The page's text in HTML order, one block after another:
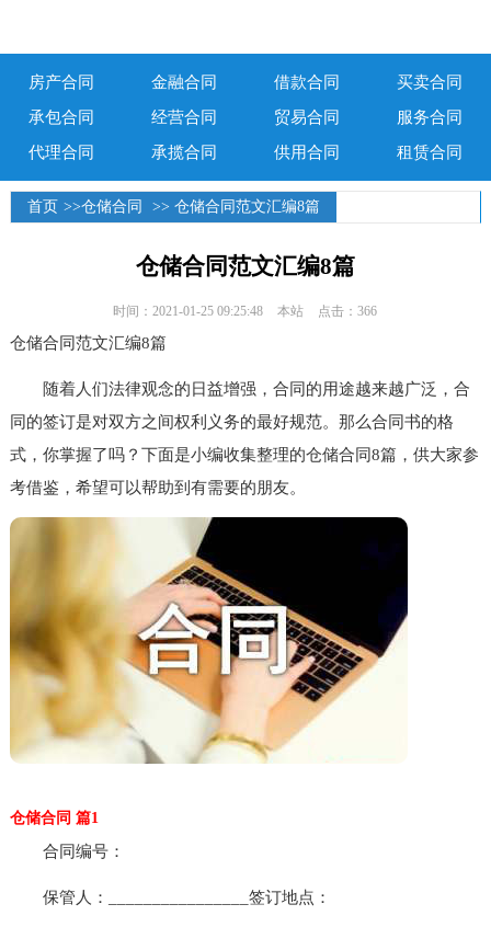
房产合同 金融合同 借款合同
买卖合同
承包合同
经营合同 贸易合同
服务合同
代理合同
承揽合同 供用合同 租赁合同
首页 >>仓储合同 >> 仓储合同范文汇编8篇
仓储合同范文汇编8篇
时间：2021-01-25 09:25:48 本站 点击：366
仓储合同范文汇编8篇
随着人们法律观念的日益增强，合同的用途越来越广泛，合
同的签订是对双方之间权利义务的最好规范。那么合同书的格
式，你掌握了吗？下面是小编收集整理的仓储合同8篇，供大家参
考借鉴，希望可以帮助到有需要的朋友。
仓储合同 篇1
合同编号：
保管人：________________签订地点：